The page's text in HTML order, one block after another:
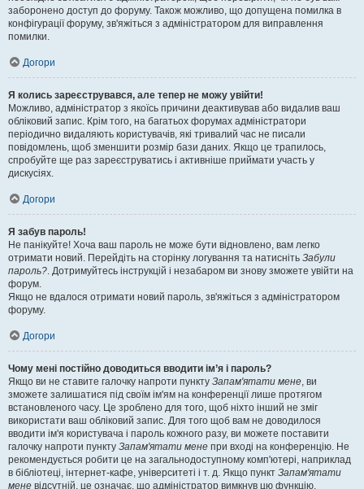
заборонено доступ до форуму. Також можливо, що допущена помилка в
конфігурації форуму, зв'яжіться з адміністратором для виправлення
помилки.
Догори
Я колись зареєструвався, але тепер не можу увійти!
Можливо, адміністратор з якоїсь причини деактивував або видалив ваш
обліковий запис. Крім того, на багатьох форумах адміністратори
періодично видаляють користувачів, які тривалий час не писали
повідомлень, щоб зменшити розмір бази даних. Якщо це трапилось,
спробуйте ще раз зареєструватись і активніше приймати участь у
дискусіях.
Догори
Я забув пароль!
Не панікуйте! Хоча ваш пароль не може бути відновлено, вам легко
отримати новий. Перейдіть на сторінку логування та натисніть Забули
пароль?. Дотримуйтесь інструкцій і незабаром ви знову зможете увійти на
форум.
Якщо не вдалося отримати новий пароль, зв'яжіться з адміністратором
форуму.
Догори
Чому мені постійно доводиться вводити ім’я і пароль?
Якщо ви не ставите галочку напроти пункту Запам'ятати мене, ви
зможете залишатися під своїм ім'ям на конференції лише протягом
встановленого часу. Це зроблено для того, щоб ніхто інший не зміг
використати ваш обліковий запис. Для того щоб вам не доводилося
вводити ім'я користувача і пароль кожного разу, ви можете поставити
галочку напроти пункту Запам'ятати мене при вході на конференцію. Не
рекомендується робити це на загальнодоступному комп'ютері, наприклад
в бібліотеці, інтернет-кафе, університеті і т. д. Якщо пункт Запам'ятати
мене відсутній, це означає, що адміністратор вимкнув цю функцію.